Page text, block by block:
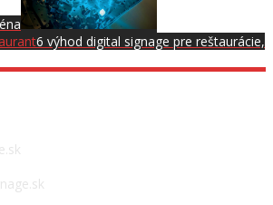
6 výhod digital signage pre reštaurácie,